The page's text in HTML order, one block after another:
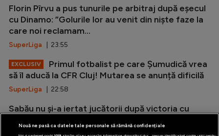
Florin Pîrvu a pus tunurile pe arbitraj după eșecul
cu Dinamo: ”Golurile lor au venit din niște faze la
care noi reclamam...
SuperLiga | 23:55
EXCLUSIV
Primul fotbalist pe care Șumudică vrea
să îl aducă la CFR Cluj! Mutarea se anunță dificilă
SuperLiga | 22:58
Sabău nu și-a iertat jucătorii după victoria cu
SuperLiga| 21:49
Nouă ne pasă ca datele tale personale să rămână confidențiale